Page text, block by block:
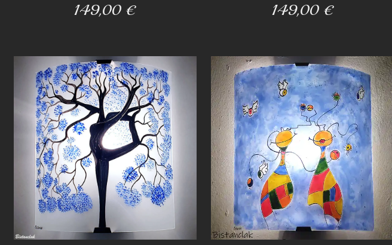
149,00 € 149,00 €